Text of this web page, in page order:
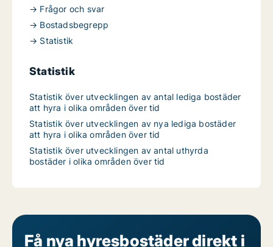
→ Frågor och svar
→ Bostadsbegrepp
→ Statistik
Statistik
Statistik över utvecklingen av antal lediga bostäder
att hyra i olika områden över tid
Statistik över utvecklingen av nya lediga bostäder
att hyra i olika områden över tid
Statistik över utvecklingen av antal uthyrda
bostäder i olika områden över tid
Få nya hyresbostäder direkt i